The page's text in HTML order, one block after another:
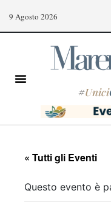
9 Agosto 2026
#Unici
« Tutti gli Eventi
Questo evento è